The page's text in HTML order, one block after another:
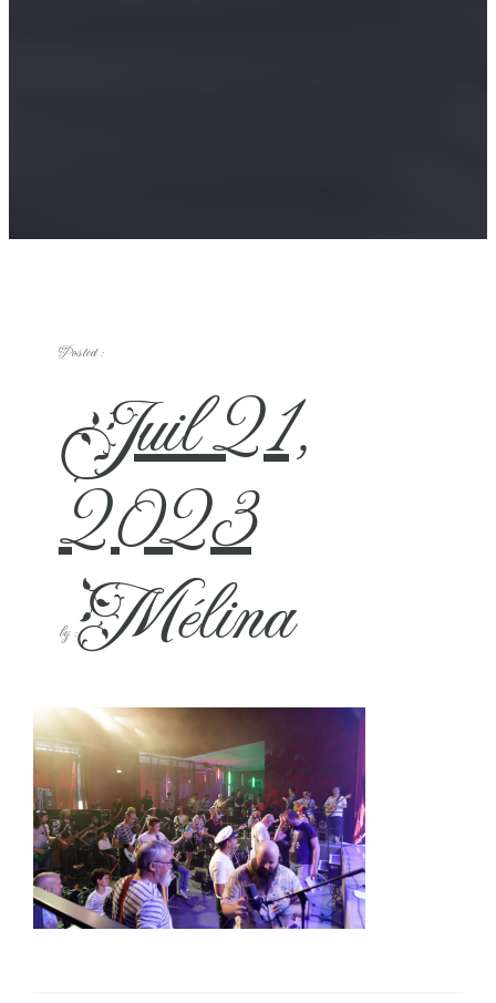
Posted :
Juil 21,
2023
by :Mélina